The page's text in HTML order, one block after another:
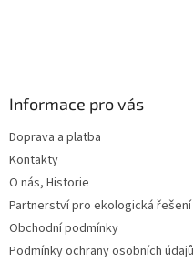
Informace pro vás
Doprava a platba
Kontakty
O nás, Historie
Partnerství pro ekologická řešení
Obchodní podmínky
Podmínky ochrany osobních údajů